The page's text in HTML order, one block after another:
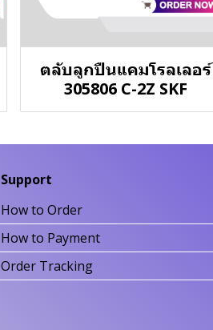
ตลับลูกปืนแคมโรลเลอร์
305806 C-2Z SKF
Support
How to Order
How to Payment
Order Tracking